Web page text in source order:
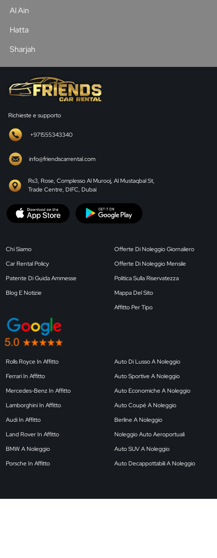
Al Ain
Hatta
Sharjah
Richieste e supporto
+971555343340
info@friendscarrental.com
Rs3, Rose, Complesso Al Murooj, Al Mustaqbal St,
Trade Centre, DIFC, Dubai
Chi Siamo
Car Rental Policy
Patente Di Guida Ammesse
Blog E Notizie
Offerte Di Noleggio Giornaliero
Offerte Di Noleggio Mensile
Politica Sulla Riservatezza
Mappa Del Sito
Affitto Per Tipo
Rolls Royce In Affitto
Ferrari In Affitto
Mercedes-Benz In Affitto
Lamborghini In Affitto
Audi In Affitto
Land Rover In Affitto
BMW A Noleggio
Porsche In Affitto
Auto Di Lusso A Noleggio
Auto Sportive A Noleggio
Auto Economiche A Noleggio
Auto Coupé A Noleggio
Berline A Noleggio
Noleggio Auto Aeroportuali
Auto SUV A Noleggio
Auto Decappottabili A Noleggio